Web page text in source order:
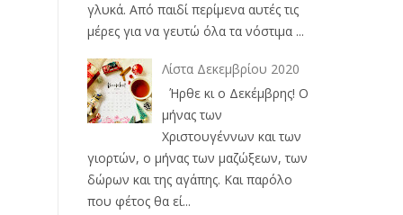
γλυκά. Από παιδί περίμενα αυτές τις
μέρες για να γευτώ όλα τα νόστιμα ...
Λίστα Δεκεμβρίου 2020
Ήρθε κι ο Δεκέμβρης! Ο
μήνας των
Χριστουγέννων και των
γιορτών, ο μήνας των μαζώξεων, των
δώρων και της αγάπης. Και παρόλο
που φέτος θα εί...